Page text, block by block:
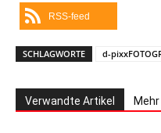
RSS-feed
SCHLAGWORTE d-
Verwandte Artikel